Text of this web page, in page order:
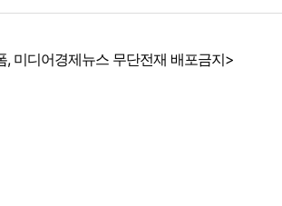
미디어경제뉴스 무단전재 배포금지>